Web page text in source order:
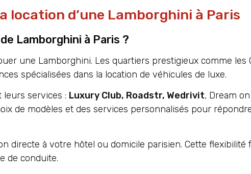
location d’une Lamborghini à Paris
Lamborghini à Paris ?
une Lamborghini. Les quartiers prestigieux comme les
spécialisées dans la location de véhicules de luxe.
services : Luxury Club, Roadstr, Wedrivit, Dream
de modèles et des services personnalisés pour
directe à votre hôtel ou domicile parisien. Cette flexibilité
de conduite.